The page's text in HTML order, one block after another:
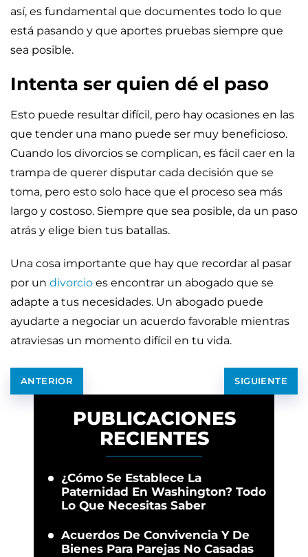
así, es fundamental que documentes todo lo que
está pasando y que aportes pruebas siempre que
sea posible.
Intenta ser quien dé el paso
Esto puede resultar difícil, pero hay ocasiones en las
que tender una mano puede ser muy beneficioso.
Cuando los divorcios se complican, es fácil caer en la
trampa de querer disputar cada decisión que se
toma, pero esto solo hace que el proceso sea más
largo y costoso. Siempre que sea posible, da un paso
atrás y elige bien tus batallas.
Una cosa importante que hay que recordar al pasar
por un divorcio es encontrar un abogado que se
adapte a tus necesidades. Un abogado puede
ayudarte a negociar un acuerdo favorable mientras
atraviesas un momento difícil en tu vida.
ANTERIOR SIGUIENTE
PUBLICACIONES
RECIENTES
¿Cómo Se Establece La
Paternidad En Washington? Todo
Lo Que Necesitas Saber
Acuerdos De Convivencia Y De
Bienes Para Parejas No Casadas